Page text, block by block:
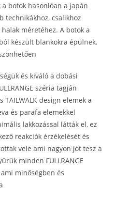
a botok hasonlóan a japán
technikákhoz, csalikhoz
méretéhez. A botok a
készült blankokra épülnek.
és kiváló a dobási
széria tagján
TAILWALK design elemek a
és parafa elemekkel
lakkozással látták el, ez
reakciók érzékelését és
vele ami nagyon jót tesz a
minden FULLRANGE
ami minőségben és